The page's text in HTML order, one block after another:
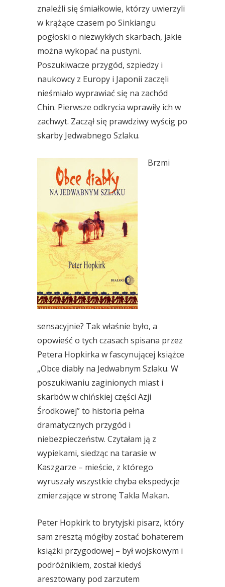
znaleźli się śmiałkowie, którzy uwierzyli
w krążące czasem po Sinkiangu
pogłoski o niezwykłych skarbach, jakie
można wykopać na pustyni.
Poszukiwacze przygód, szpiedzy i
naukowcy z Europy i Japonii zaczęli
nieśmiało wyprawiać się na zachód
Chin. Pierwsze odkrycia wprawiły ich w
zachwyt. Zaczął się prawdziwy wyścig po
skarby Jedwabnego Szlaku.
Brzmi
sensacyjnie? Tak właśnie było, a
opowieść o tych czasach spisana przez
Petera Hopkirka w fascynującej książce
„Obce diabły na Jedwabnym Szlaku. W
poszukiwaniu zaginionych miast i
skarbów w chińskiej części Azji
Środkowej” to historia pełna
dramatycznych przygód i
niebezpieczeństw. Czytałam ją z
wypiekami, siedząc na tarasie w
Kaszgarze – mieście, z którego
wyruszały wszystkie chyba ekspedycje
zmierzające w stronę Takla Makan.
Peter Hopkirk to brytyjski pisarz, który
sam zresztą mógłby zostać bohaterem
książki przygodowej – był wojskowym i
podróżnikiem, został kiedyś
aresztowany pod zarzutem